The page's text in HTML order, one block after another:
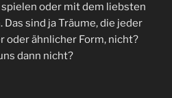
oder mit dem liebsten
Das sind ja Träume, die jeder
oder ähnlicher Form, nicht?
dann nicht?